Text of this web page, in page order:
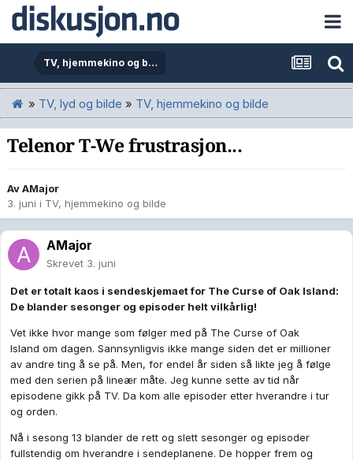
TV, hjemmekino og bilde
» TV, lyd og bilde » TV, hjemmekino og bilde
Telenor T-We frustrasjon...
AvAMajor
3. juni i TV, hjemmekino og bilde
AMajor
Skrevet 3. juni
Det er totalt kaos i sendeskjemaet for The Curse of Oak Island:
De blander sesonger og episoder helt vilkårlig!
Vet ikke hvor mange som følger med på The Curse of Oak
Island om dagen. Sannsynligvis ikke mange siden det er millioner
av andre ting å se på. Men, for endel år siden så likte jeg å følge
med den serien på lineær måte. Jeg kunne sette av tid når
episodene gikk på TV. Da kom alle episoder etter hverandre i tur
og orden.
Nå i sesong 13 blander de rett og slett sesonger og episoder
fullstendig om hverandre i sendeplanene. De hopper frem og